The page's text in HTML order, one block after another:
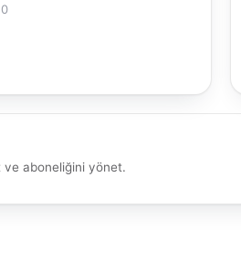
ve aboneliğini yönet.